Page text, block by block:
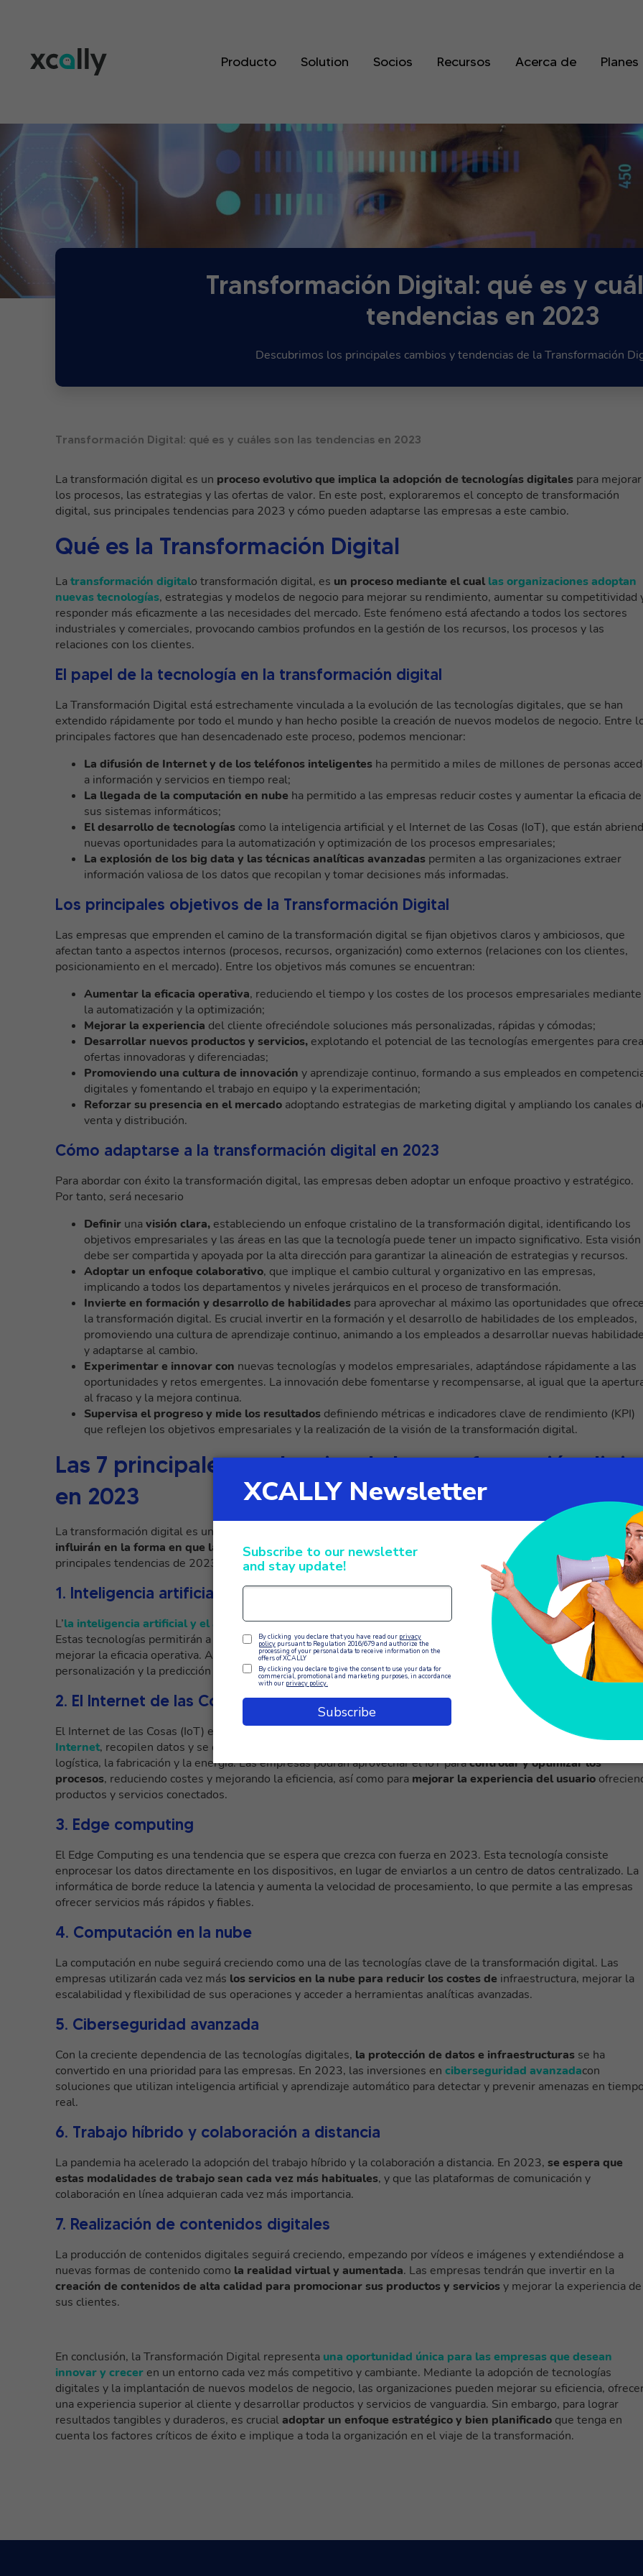
Producto Solution Socios Recursos Acerca de Planes
Transformación Digital: qué es y
tendencias en 2023
Descubrimos los principales cambios y tendencias de la Transformación
Transformación Digital: qué es y cuáles son las tendencias en 2023
La transformación digital es un proceso evolutivo que implica la adopción de tecnologías digitales para mejorar
los procesos, las estrategias y las ofertas de valor. En este post, exploraremos el concepto de transformación
digital, sus principales tendencias para 2023 y cómo pueden adaptarse las empresas a este cambio.
Qué es la Transformación Digital
Latransformación digitalo transformación digital, es un proceso mediante el cual las organizaciones adoptan
nuevas tecnologías, estrategias y modelos de negocio para mejorar su rendimiento, aumentar su competitividad
responder más eficazmente a las necesidades del mercado. Este fenómeno está afectando a todos los sectores
industriales y comerciales, provocando cambios profundos en la gestión de los recursos, los procesos y las
relaciones con los clientes.
El papel de la tecnología en la transformación digital
La Transformación Digital está estrechamente vinculada a la evolución de las tecnologías digitales, que se han
extendido rápidamente por todo el mundo y han hecho posible la creación de nuevos modelos de negocio. Entre
principales factores que han desencadenado este proceso, podemos mencionar:
La difusión de Internet y de los teléfonos inteligentes ha permitido a miles de millones de personas
a información y servicios en tiempo real;
La llegada de la computación en nube ha permitido a las empresas reducir costes y aumentar la eficacia de
sus sistemas informáticos;
El desarrollo de tecnologías como la inteligencia artificial y el Internet de las Cosas (IoT), que están
nuevas oportunidades para la automatización y optimización de los procesos empresariales;
La explosión de los big data y las técnicas analíticas avanzadas permiten a las organizaciones extraer
información valiosa de los datos que recopilan y tomar decisiones más informadas.
Los principales objetivos de la Transformación Digital
Las empresas que emprenden el camino de la transformación digital se fijan objetivos claros y ambiciosos, que
afectan tanto a aspectos internos (procesos, recursos, organización) como externos (relaciones con los clientes,
posicionamiento en el mercado). Entre los objetivos más comunes se encuentran:
Aumentar la eficacia operativa, reduciendo el tiempo y los costes de los procesos empresariales mediante
la automatización y la optimización;
Mejorar la experiencia del cliente ofreciéndole soluciones más personalizadas, rápidas y cómodas;
Desarrollar nuevos productos y servicios, explotando el potencial de las tecnologías emergentes para
ofertas innovadoras y diferenciadas;
Promoviendo una cultura de innovación y aprendizaje continuo, formando a sus empleados en
digitales y fomentando el trabajo en equipo y la experimentación;
Reforzar su presencia en el mercado adoptando estrategias de marketing digital y ampliando los canales
venta y distribución.
Cómo adaptarse a la transformación digital en 2023
Para abordar con éxito la transformación digital, las empresas deben adoptar un enfoque proactivo y estratégico.
Por tanto, será necesario
Definir unavisión clara, estableciendo un enfoque cristalino de la transformación digital, identificando los
objetivos empresariales y las áreas en las que la tecnología puede tener un impacto significativo. Esta visión
debe ser compartida y apoyada por la alta dirección para garantizar la alineación de estrategias y recursos.
Adoptar un enfoque colaborativo, que implique el cambio cultural y organizativo en las empresas,
implicando a todos los departamentos y niveles jerárquicos en el proceso de transformación.
Invierte en formación y desarrollo de habilidades para aprovechar al máximo las oportunidades que
la transformación digital. Es crucial invertir en la formación y el desarrollo de habilidades de los empleados,
promoviendo una cultura de aprendizaje continuo, animando a los empleados a desarrollar nuevas
y adaptarse al cambio.
Experimentar e innovar con nuevas tecnologías y modelos empresariales, adaptándose rápidamente a las
oportunidades y retos emergentes. La innovación debe fomentarse y recompensarse, al igual que la
al fracaso y la mejora continua.
Supervisa el progreso y mide los resultados definiendo métricas e indicadores clave de rendimiento (KPI)
que reflejen los objetivos empresariales y la realización de la visión de la transformación digital.
Las 7 principales tendencias de la transformación
en 2023
La transformación digital es un proceso en constante evolución, y 2023 promete traer
nuevas tendencias que
influirán en la forma en que las empresas operan y se relacionan con
sus clientes. Pero, ¿cuáles son las
principales tendencias de 2023?
1. Inteligencia artificial (IA) y aprendizaje automático
L’la inteligencia artificial y el aprendizaje automáticoseguirán desempeñando un papel importante en 2023.
Estas tecnologías permitirán a las empresastomar decisiones más informadas, automatizar procesos repetitivos y
mejorar la eficacia operativa. Además, la IA se utilizará paramejorar la experiencia del cliente
mediante la
personalización y la predicción de
susnecesidades.
2. El Internet de las Cosas (IoT)
El Internet de las Cosas (IoT) es otra tendencia creciente en 2023. El IoT
permite que los objetos se conecten a
Internet, recopilen datos y se comuniquen entre sí. Esta tecnología está revolucionando varios sectores, como la
logística, la fabricación y la energía. Las empresas podrán aprovechar el IoT paracontrolar y optimizar los
procesos, reduciendo costes y mejorando la eficiencia, así como para mejorar la experiencia del usuario
productos y servicios conectados.
3. Edge computing
El Edge Computing es una tendencia que se espera que crezca con fuerza en 2023. Esta tecnología consiste
enprocesar los datos directamente en los dispositivos, en lugar de enviarlos a un centro de datos centralizado. La
informática de borde reduce la latencia y aumenta la velocidad de procesamiento, lo que permite a las empresas
ofrecer servicios más rápidos y fiables.
4. Computación en la nube
La computación en nube seguirá creciendo como una de las tecnologías clave de la transformación digital. Las
empresas utilizarán cada vez más los servicios en la nube para reducir los costes de infraestructura, mejorar la
escalabilidad y flexibilidad de sus operaciones y acceder a herramientas analíticas avanzadas.
5. Ciberseguridad avanzada
Con la creciente dependencia de las tecnologías digitales, la protección de datos e infraestructuras se ha
convertido en una prioridad para las empresas. En 2023, las inversiones en ciberseguridad avanzadacon
soluciones que utilizan inteligencia artificial y aprendizaje automático para detectar y prevenir amenazas en
real.
6. Trabajo híbrido y colaboración a distancia
La pandemia ha acelerado la adopción del trabajo híbrido y la colaboración a distancia. En 2023, se espera que
estas modalidades de trabajo sean cada vez más habituales, y que las plataformas de comunicación y
colaboración en línea adquieran cada vez más importancia.
7. Realización de contenidos digitales
La producción de contenidos digitales seguirá creciendo, empezando por vídeos e imágenes y extendiéndose a
nuevas formas de contenido como la realidad virtual y aumentada. Las empresas tendrán que invertir en la
creación de contenidos de alta calidad para promocionar sus productos y serviciosy mejorar la experiencia de
sus clientes.
En conclusión, la Transformación Digital representa una oportunidad única para las empresas que desean
innovar y crecer en un entorno cada vez más competitivo y cambiante. Mediante la adopción de tecnologías
digitales y la implantación de nuevos modelos de negocio, las organizaciones pueden mejorar su eficiencia,
una experiencia superior al cliente y desarrollar productos y servicios de vanguardia. Sin embargo, para lograr
resultados tangibles y duraderos, es crucialadoptar un enfoque estratégico y bien planificado que tenga en
cuenta los factores críticos de éxito e implique a toda la organización en el viaje de la transformación.